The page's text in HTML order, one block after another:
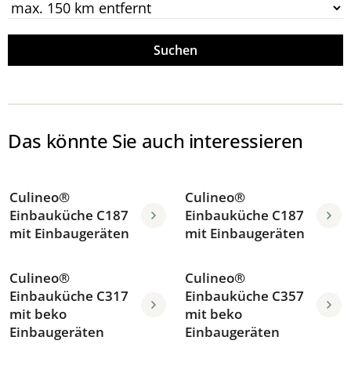
Suchen
Das könnte Sie auch interessieren
Culineo®
Einbauküche C187
mit Einbaugeräten
Culineo®
Einbauküche C187
mit Einbaugeräten
Culineo®
Einbauküche C317
mit beko
Einbaugeräten
Culineo®
Einbauküche C357
mit beko
Einbaugeräten